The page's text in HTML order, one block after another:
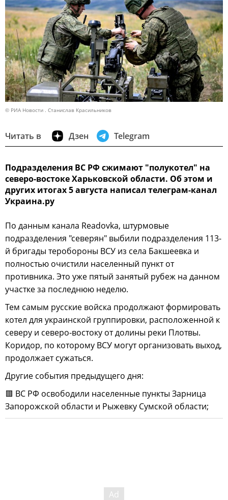
© РИА Новости . Станислав Красильников
Читать в Дзен Telegram
Подразделения ВС РФ сжимают "полукотел" на
северо-востоке Харьковской области. Об этом и
других итогах 5 августа написал телеграм-канал
Украина.ру
По данным канала Readovka, штурмовые
подразделения "северян" выбили подразделения 113-
й бригады теробороны ВСУ из села Бакшеевка и
полностью очистили населенный пункт от
противника. Это уже пятый занятый рубеж на данном
участке за последнюю неделю.
Тем самым русские войска продолжают формировать
котел для украинской группировки, расположенной к
северу и северо-востоку от долины реки Плотвы.
Коридор, по которому ВСУ могут организовать выход,
продолжает сужаться.
Другие события предыдущего дня:
🟥 ВС РФ освободили населенные пункты Зарница
Запорожской области и Рыжевку Сумской области;